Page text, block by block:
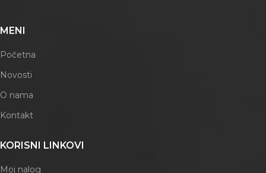
MENI
Početna
Novosti
O nama
Kontakt
KORISNI LINKOVI
Moj nalog